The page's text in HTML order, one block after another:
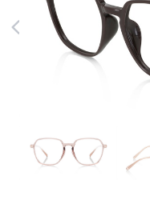
登入/註冊
最新消息
Collection